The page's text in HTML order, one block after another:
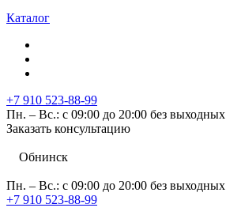
Каталог
+7 910 523-88-99
Пн. – Вс.: с 09:00 до 20:00 без выходных
Заказать консультацию
Обнинск
Пн. – Вс.: с 09:00 до 20:00 без выходных
+7 910 523-88-99